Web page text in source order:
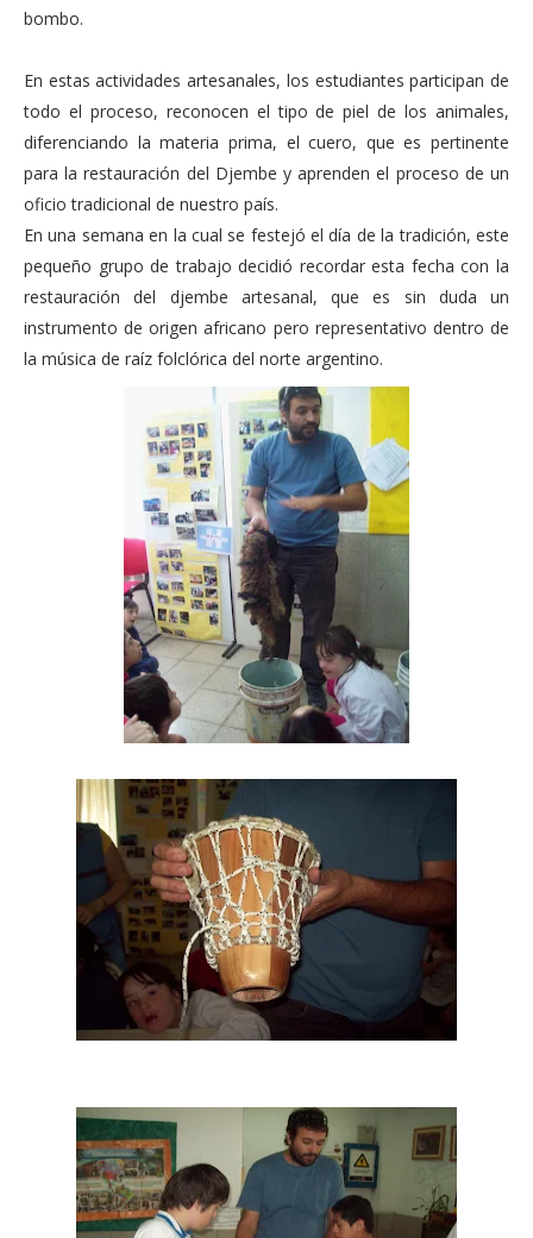
bombo.
En estas actividades artesanales, los estudiantes participan de
todo el proceso, reconocen el tipo de piel de los animales,
diferenciando la materia prima, el cuero, que es pertinente
para la restauración del Djembe y aprenden el proceso de un
oficio tradicional de nuestro país.
En una semana en la cual se festejó el día de la tradición, este
pequeño grupo de trabajo decidió recordar esta fecha con la
restauración del djembe artesanal, que es sin duda un
instrumento de origen africano pero representativo dentro de
la música de raíz folclórica del norte argentino.